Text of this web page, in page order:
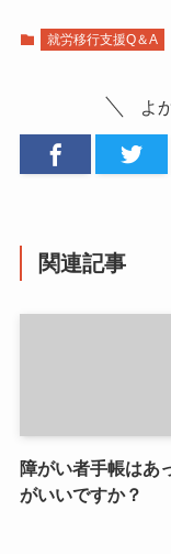
就労移行支援Q＆A
よ
関連記事
障がい者手帳はあ
がいいですか？